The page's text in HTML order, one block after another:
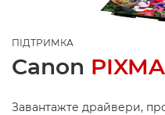
ПІДТРИМКА
Canon
Завантажте драйвери,